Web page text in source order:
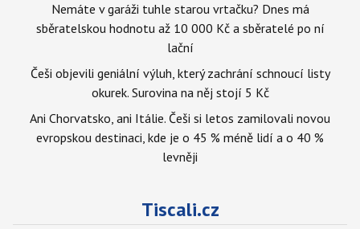
Nemáte v garáži tuhle starou vrtačku? Dnes má
sběratelskou hodnotu až 10 000 Kč a sběratelé po ní
lační
Češi objevili geniální výluh, který zachrání schnoucí listy
okurek. Surovina na něj stojí 5 Kč
Ani Chorvatsko, ani Itálie. Češi si letos zamilovali novou
evropskou destinaci, kde je o 45 % méně lidí a o 40 %
levněji
Tiscali.cz